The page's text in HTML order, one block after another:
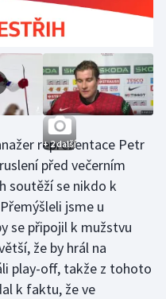
+ 2 další
reprezentace Petr
před večerním
soutěží se nikdo k
jsme u
se připojil k mužstvu
že by hrál na
play-off, takže z tohoto
k faktu, že ve